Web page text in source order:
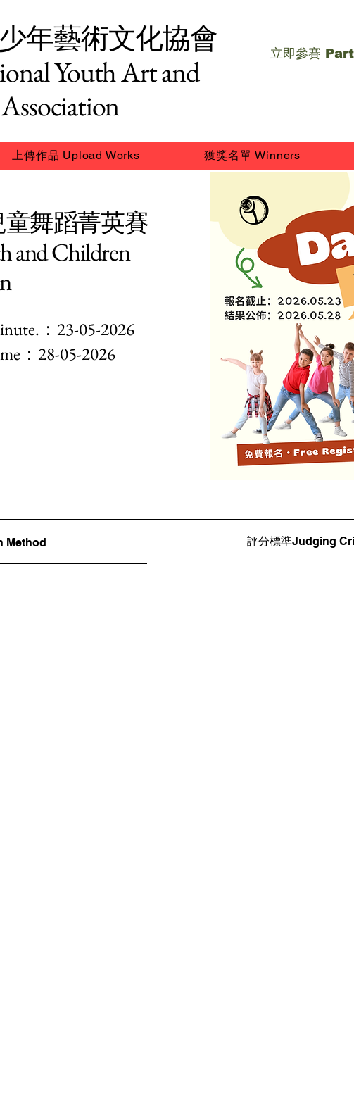
年藝術文化協會
Youth Art and
立即參賽
上傳作品 Upload Works 獲獎名單 Winners
童舞蹈菁英賽
and Children
：23-05-2026
：28-05-2026
Method 評分標準Judging